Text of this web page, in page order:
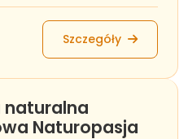
Szczegóły
naturalna
Naturopasja